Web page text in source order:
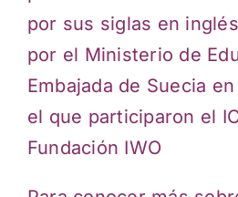
por sus siglas en
por el Ministerio de
Embajada de Suecia
el que participaron el
Fundación IWO